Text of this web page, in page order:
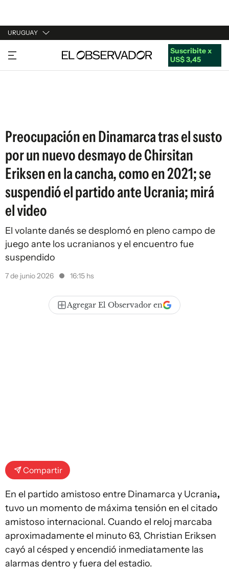
URUGUAY
URUGUAY
ARGENTINA
Suscribite x
US$ 3,45
Preocupación en Dinamarca tras el susto
por un nuevo desmayo de Chirsitan
Eriksen en la cancha, como en 2021; se
suspendió el partido ante Ucrania; mirá
el video
El volante danés se desplomó en pleno campo de
juego ante los ucranianos y el encuentro fue
suspendido
7 de junio 2026 16:15 hs
Agregar El Observador en
Compartir
En el partido amistoso entre Dinamarca y Ucrania,
tuvo un momento de máxima tensión en el citado
amistoso internacional. Cuando el reloj marcaba
aproximadamente el minuto 63, Christian Eriksen
cayó al césped y encendió inmediatamente las
alarmas dentro y fuera del estadio.